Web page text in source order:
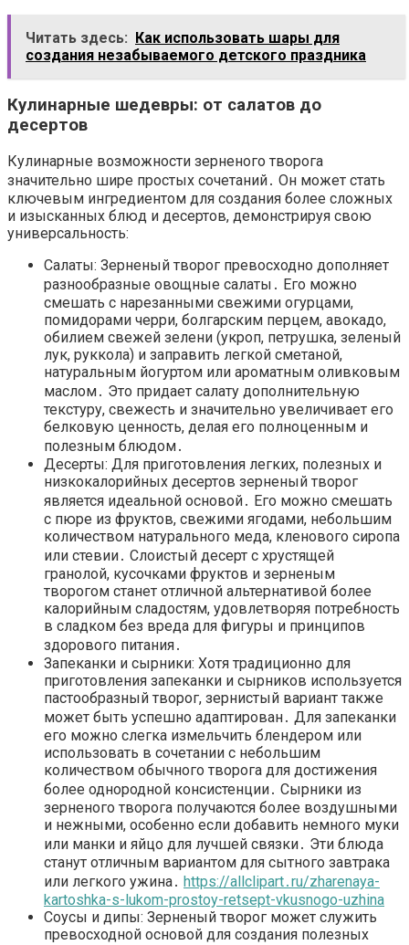
Читать здесь: Как использовать шары для
создания незабываемого детского праздника
Кулинарные шедевры: от салатов до
десертов
Кулинарные возможности зерненого творога
значительно шире простых сочетаний․ Он может стать
ключевым ингредиентом для создания более сложных
и изысканных блюд и десертов, демонстрируя свою
универсальность:
Салаты: Зерненый творог превосходно дополняет
разнообразные овощные салаты․ Его можно
смешать с нарезанными свежими огурцами,
помидорами черри, болгарским перцем, авокадо,
обилием свежей зелени (укроп, петрушка, зеленый
лук, руккола) и заправить легкой сметаной,
натуральным йогуртом или ароматным оливковым
маслом․ Это придает салату дополнительную
текстуру, свежесть и значительно увеличивает его
белковую ценность, делая его полноценным и
полезным блюдом․
Десерты: Для приготовления легких, полезных и
низкокалорийных десертов зерненый творог
является идеальной основой․ Его можно смешать
с пюре из фруктов, свежими ягодами, небольшим
количеством натурального меда, кленового сиропа
или стевии․ Слоистый десерт с хрустящей
гранолой, кусочками фруктов и зерненым
творогом станет отличной альтернативой более
калорийным сладостям, удовлетворяя потребность
в сладком без вреда для фигуры и принципов
здорового питания․
Запеканки и сырники: Хотя традиционно для
приготовления запеканки и сырников используется
пастообразный творог, зернистый вариант также
может быть успешно адаптирован․ Для запеканки
его можно слегка измельчить блендером или
использовать в сочетании с небольшим
количеством обычного творога для достижения
более однородной консистенции․ Сырники из
зерненого творога получаются более воздушными
и нежными, особенно если добавить немного муки
или манки и яйцо для лучшей связки․ Эти блюда
станут отличным вариантом для сытного завтрака
или легкого ужина․ https://allclipart․ru/zharenaya-
kartoshka-s-lukom-prostoy-retsept-vkusnogo-uzhina
Соусы и дипы: Зерненый творог может служить
превосходной основой для создания полезных